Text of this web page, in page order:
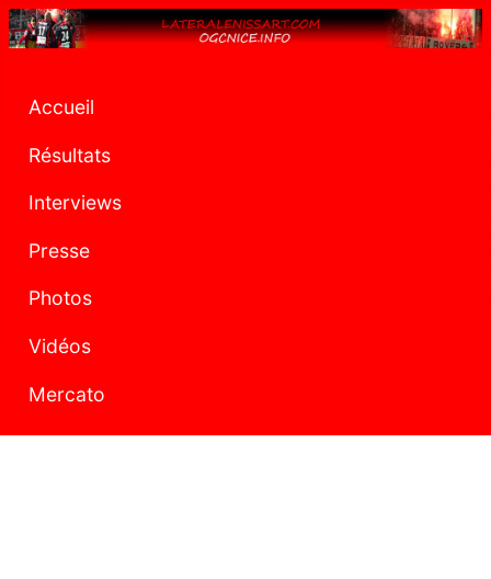
Accueil
Résultats
Interviews
Presse
Photos
Vidéos
Mercato